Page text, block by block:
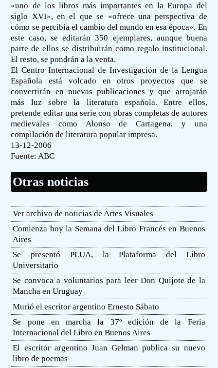
«uno de los libros más importantes en la Europa del
siglo XVI», en el que se «ofrece una perspectiva de
cómo se percibía el cambio del mundo en esa época». En
este caso, se editarán 350 ejemplares, aunque buena
parte de ellos se distribuirán como regalo institucional.
El resto, se pondrán a la venta.
El Centro Internacional de Investigación de la Lengua
Española está volcado en otros proyectos que se
convertirán en nuevas publicaciones y que arrojarán
más luz sobre la literatura española. Entre ellos,
pretende editar una serie con obras completas de autores
medievales como Alonso de Cartagena, y una
compilación de literatura popular impresa.
13-12-2006
Fuente: ABC
Otras noticias
Ver archivo de noticias de Artes Visuales
Comienza hoy la Semana del Libro Francés en Buenos
Aires
Se presentó PLUA, la Plataforma del Libro
Universitario
Se convoca a voluntarios para leer Don Quijote de la
Mancha en Uruguay
Murió el escritor argentino Ernesto Sábato
Se pone en marcha la 37º edición de la Feria
Internacional del Libro en Buenos Aires
El escritor argentino Juan Gelman publica su nuevo
libro de poemas